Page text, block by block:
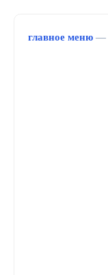
главное меню —